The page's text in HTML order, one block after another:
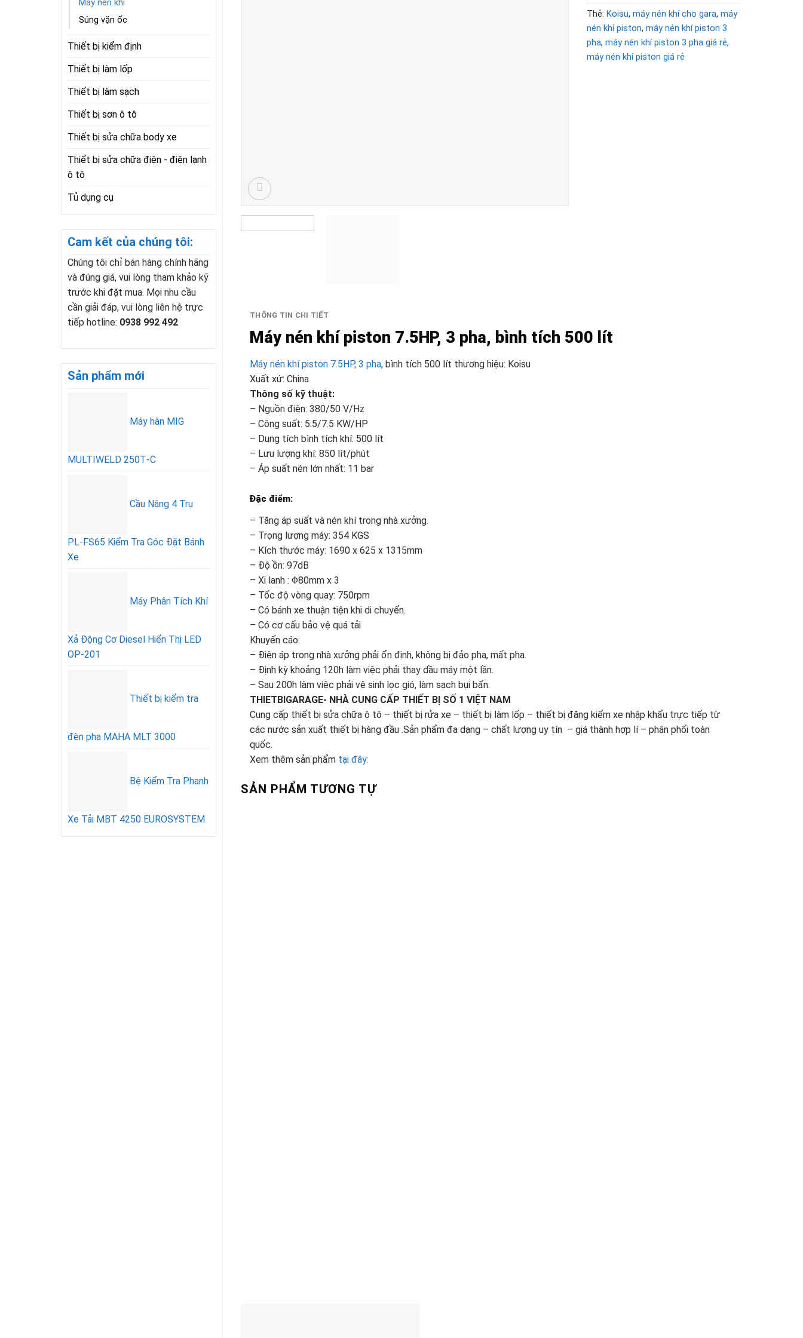
Máy nén khí
Súng vặn ốc
Thiết bị kiểm định
Thiết bị làm lốp
Thiết bị làm sạch
Thiết bị sơn ô tô
Thiết bị sửa chữa body xe
Thiết bị sửa chữa điện - điện lạnh
ô tô
Tủ dụng cụ
Cam kết của chúng tôi:
Chúng tôi chỉ bán hàng chính hãng
và đúng giá, vui lòng tham khảo kỹ
trước khi đặt mua. Mọi nhu cầu
cần giải đáp, vui lòng liên hệ trực
tiếp hotline: 0938 992 492
Sản phẩm mới
Máy hàn MIG
MULTIWELD 250T‑C
Cầu Nâng 4 Trụ
PL-FS65 Kiểm Tra Góc Đặt Bánh
Xe
Máy Phân Tích Khí
Xả Động Cơ Diesel Hiển Thị LED
OP-201
Thiết bị kiểm tra
đèn pha MAHA MLT 3000
Bệ Kiểm Tra Phanh
Xe Tải MBT 4250 EUROSYSTEM
Thẻ:Koisu,máy nén khí cho gara,máy
nén khí piston,máy nén khí piston 3
pha,máy nén khí piston 3 pha giá rẻ,
máy nén khí piston giá rẻ
THÔNG TIN CHI TIẾT
Máy nén khí piston 7.5HP, 3 pha, bình tích 500 lít
Máy nén khí piston 7.5HP, 3 pha, bình tích 500 lít thương hiệu: Koisu
Xuất xứ: China
Thông số kỹ thuật:
– Nguồn điện: 380/50 V/Hz
– Công suất: 5.5/7.5 KW/HP
– Dung tích bình tích khí: 500 lít
– Lưu lượng khí: 850 lít/phút
– Áp suất nén lớn nhất: 11 bar
Đặc điểm:
– Tăng áp suất và nén khí trong nhà xưởng.
– Trọng lượng máy: 354 KGS
– Kích thước máy: 1690 x 625 x 1315mm
– Độ ồn: 97dB
– Xi lanh : Φ80mm x 3
– Tốc độ vòng quay: 750rpm
– Có bánh xe thuận tiện khi di chuyển.
– Có cơ cấu bảo vệ quá tải
Khuyến cáo:
– Điện áp trong nhà xưởng phải ổn định, không bị đảo pha, mất pha.
– Định kỳ khoảng 120h làm việc phải thay dầu máy một lần.
– Sau 200h làm việc phải vệ sinh lọc gió, làm sạch bụi bẩn.
THIETBIGARAGE- NHÀ CUNG CẤP THIẾT BỊ SỐ 1 VIỆT NAM
Cung cấp thiết bị sửa chữa ô tô – thiết bị rửa xe – thiết bị làm lốp – thiết bị đăng kiểm xe nhập khẩu trực tiếp từ
các nước sản xuất thiết bị hàng đầu .Sản phẩm đa dạng – chất lượng uy tín – giá thành hợp lí – phân phối toàn
quốc.
Xem thêm sản phẩm tại đây:
SẢN PHẨM TƯƠNG TỰ